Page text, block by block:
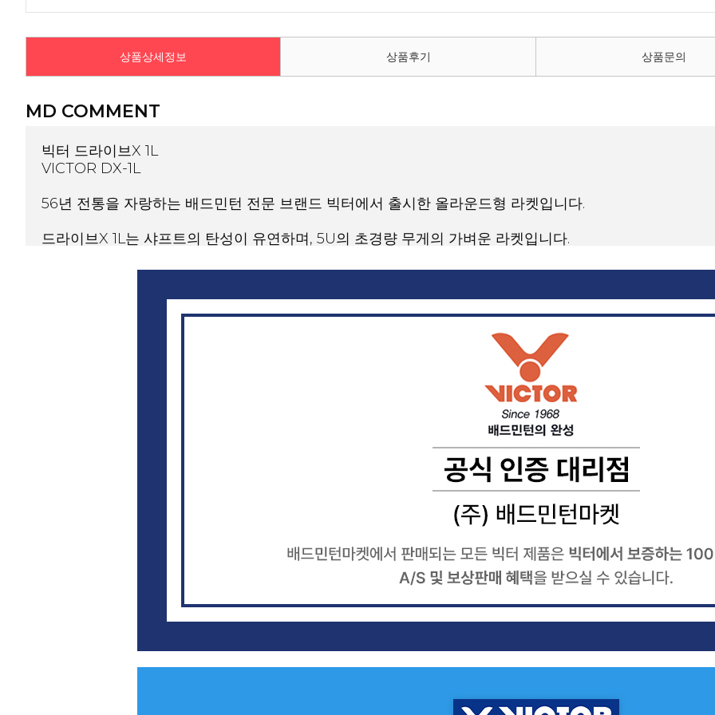
상품상세정보 상품후기 상품문의
MD COMMENT
빅터 드라이브X 1L
VICTOR DX-1L
56년 전통을 자랑하는 배드민턴 전문 브랜드 빅터에서 출시한 올라운드형 라켓입니다.
드라이브X 1L는 샤프트의 탄성이 유연하며, 5U의 초경량 무게의 가벼운 라켓입니다.
그립 사이즈는 G5로 동호인들이 가장 선호하는 사이즈입니다.